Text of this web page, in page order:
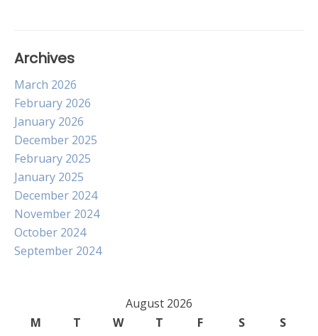
Archives
March 2026
February 2026
January 2026
December 2025
February 2025
January 2025
December 2024
November 2024
October 2024
September 2024
August 2026
M
T W T F S
S